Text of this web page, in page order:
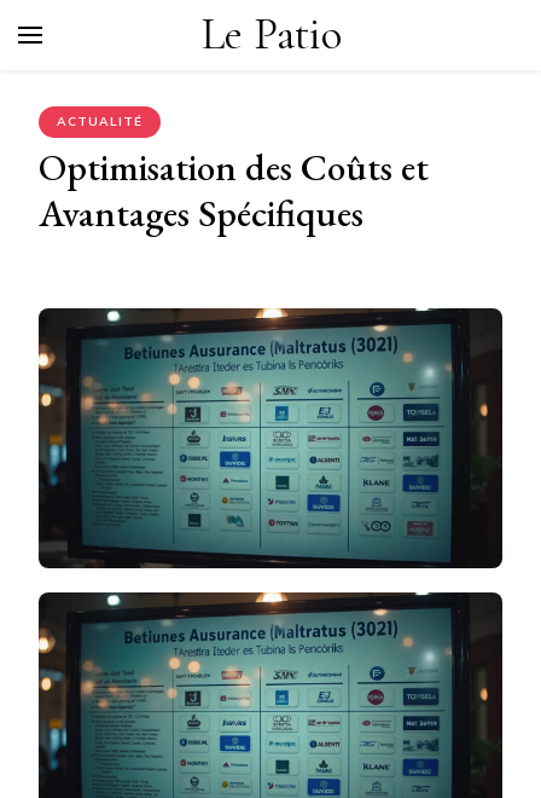
Le Patio
ACTUALITÉ
Optimisation des Coûts et
Avantages Spécifiques